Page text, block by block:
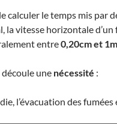
calculer le temps mis par
la vitesse horizontale
entre0,20cm et
découle une nécessité :
l’évacuation des fumées